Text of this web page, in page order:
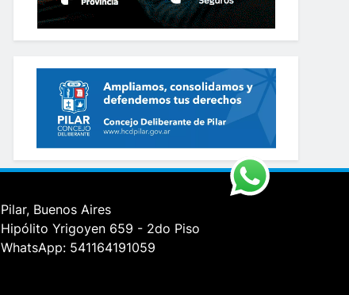
Pilar, Buenos Aires
Hipólito Yrigoyen 659 - 2do Piso
WhatsApp: 541164191059